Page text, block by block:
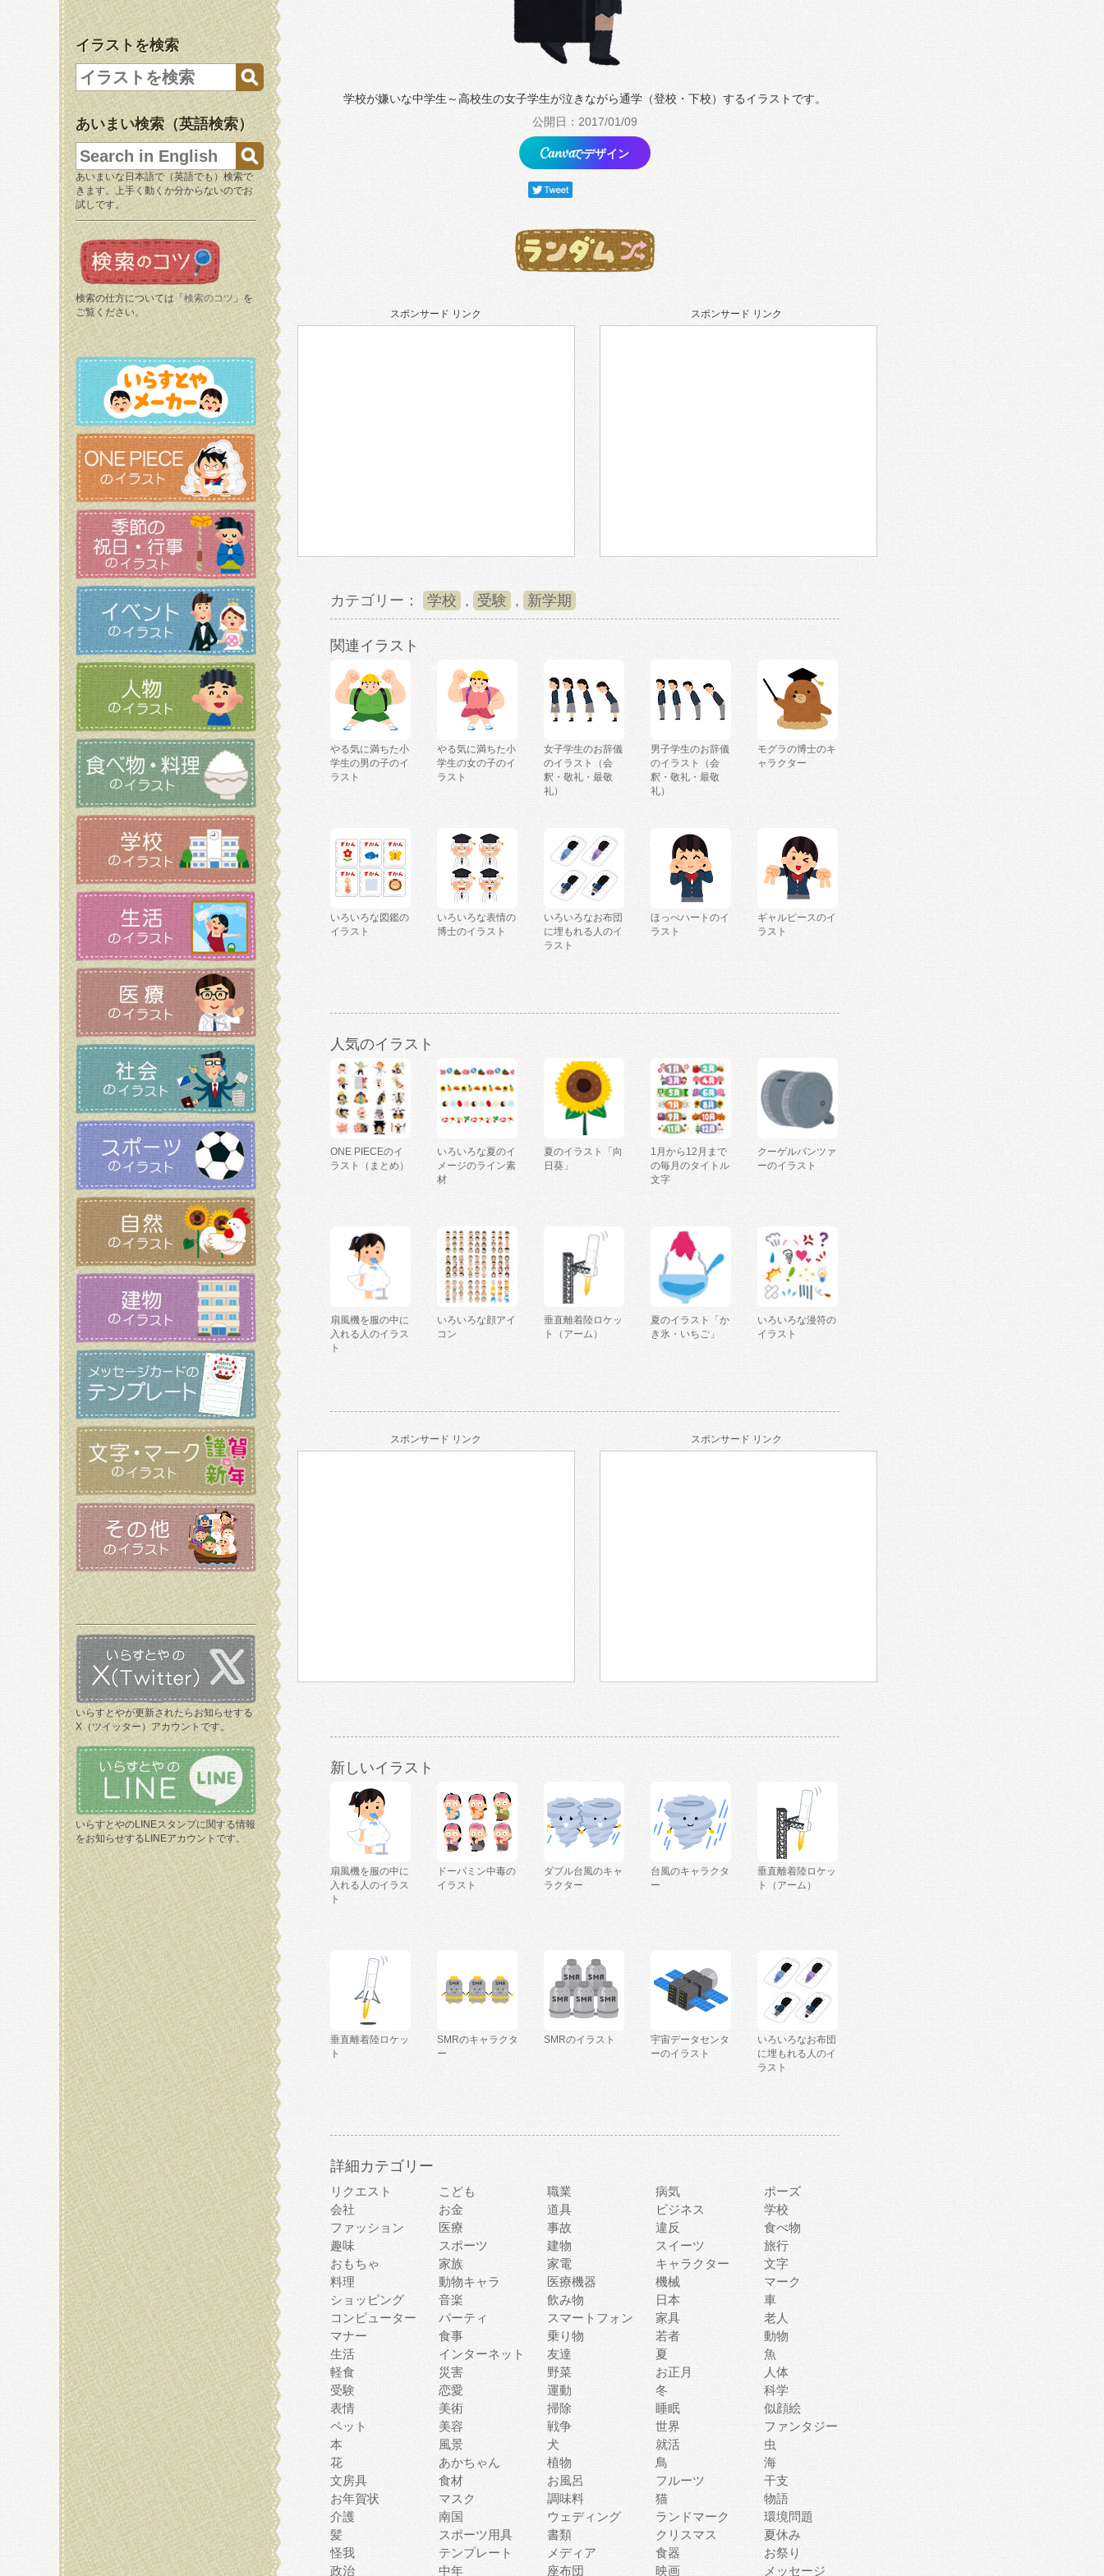
イラストを検索
あいまい検索（英語検索）
あいまいな日本語で（英語でも）検索で
きます。上手く動くか分からないのでお
試しです。
検索の仕方については「 検索のコツ 」を
ご覧ください。
いらすとやが更新されたらお知らせする
X（ツイッター）アカウントです。
いらすとやのLINEスタンプに関する情報
をお知らせするLINEアカウントです。
学校が嫌いな中学生～高校生の女子学生が泣きながら通学（登校・下校）するイラストです。
公開日：2017/01/09
でデザイン
スポンサード リンク スポンサード リンク
カテゴリー： 学校 , 受験 , 新学期
関連イラスト
やる気に満ちた小
学生の男の子のイ
ラスト
やる気に満ちた小
学生の女の子のイ
ラスト
女子学生のお辞儀
のイラスト（会
釈・敬礼・最敬
礼）
男子学生のお辞儀
のイラスト（会
釈・敬礼・最敬
礼）
モグラの博士のキ
ャラクター
いろいろな図鑑の
イラスト
いろいろな表情の
博士のイラスト
いろいろなお布団
に埋もれる人のイ
ラスト
ほっぺハートのイ
ラスト
ギャルピースのイ
ラスト
人気のイラスト
ONE PIECEのイ
ラスト（まとめ）
いろいろな夏のイ
メージのライン素
材
夏のイラスト「向
日葵」
1月から12月まで
の毎月のタイトル
文字
クーゲルパンツァ
ーのイラスト
扇風機を服の中に
入れる人のイラス
ト
いろいろな顔アイ
コン
垂直離着陸ロケッ
ト（アーム）
夏のイラスト「か
き氷・いちご」
いろいろな漫符の
イラスト
スポンサード リンク スポンサード リンク
新しいイラスト
扇風機を服の中に
入れる人のイラス
ト
ドーパミン中毒の
イラスト
ダブル台風のキャ
ラクター
台風のキャラクタ
ー
垂直離着陸ロケッ
ト（アーム）
垂直離着陸ロケッ
ト
SMRのキャラクタ
ー
SMRのイラスト
宇宙データセンタ
ーのイラスト
いろいろなお布団
に埋もれる人のイ
ラスト
詳細カテゴリー
リクエスト こども 職業 病気
ポーズ
会社
お金 道具 ビジネス
学校
ファッション
医療 事故 違反
食べ物
趣味
スポーツ 建物 スイーツ
旅行
おもちゃ
家族 家電 キャラクター
文字
料理
動物キャラ 医療機器 機械
マーク
ショッピング
音楽 飲み物 日本
車
コンピューター
パーティ スマートフォン 家具
老人
マナー
食事 乗り物 若者
動物
生活
インターネット 友達 夏
魚
軽食
災害 野菜 お正月
人体
受験
恋愛 運動 冬
科学
表情
美術 掃除 睡眠
似顔絵
ペット
美容 戦争 世界
ファンタジー
本
風景 犬 就活
虫
花
あかちゃん 植物 鳥
海
文房具
食材 お風呂 フルーツ
干支
お年賀状
マスク 調味料 猫
物語
介護
南国 ウェディング ランドマーク
環境問題
髪
スポーツ用具 書類 クリスマス
夏休み
怪我
テンプレート メディア 食器
お祭り
政治
中年 座布団 映画 メッセージ